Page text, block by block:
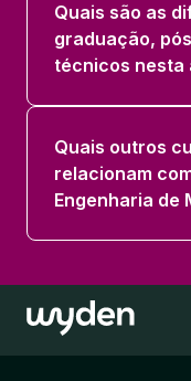
Quais são as
graduação,
técnicos nesta
Quais outros
relacionam
Engenharia de